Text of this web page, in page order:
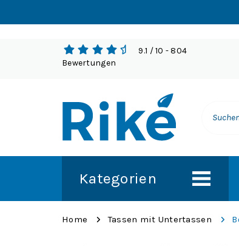
9.1 / 10 - 804
Bewertungen
Kategorien
Home Tassen mit Untertassen